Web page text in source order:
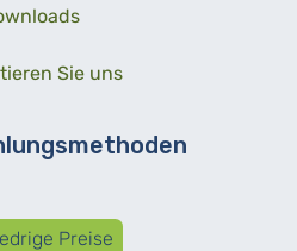
Sie uns
Preise